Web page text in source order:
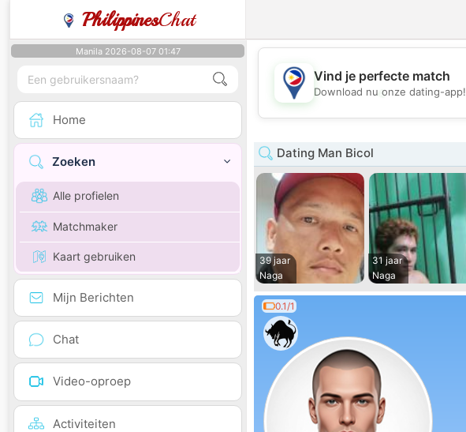
PhilippinesChat
Manila 2026-08-07 01:47
Home
Zoeken
Alle profielen
Matchmaker
Kaart gebruiken
Mijn Berichten
Chat
Video-oproep
Activiteiten
Vind je perfecte match
Download nu onze dating-app!
Dating Man Bicol
39 jaar
Naga
31 jaar
Naga
0.1/1